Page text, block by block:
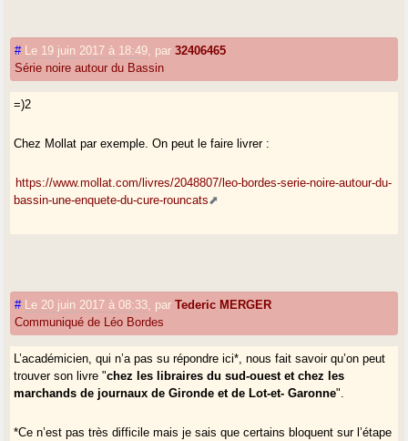
# Le 19 juin 2017 à 18:49 par32406465
Série noire autour du Bassin
=)2
Chez Mollat par exemple. On peut le faire livrer :
https://www.mollat.com/livres/2048807/leo-bordes-serie-noire-autour-du-
bassin-une-enquete-du-cure-rouncats
# Le 20 juin 2017 à 08:33 parTederic MERGER
Communiqué de Léo Bordes
L’académicien, qui n’a pas su répondre ici*, nous fait savoir qu’on peut
trouver son livre "chez les libraires du sud-ouest et chez les
marchands de journaux de Gironde et de Lot-et- Garonne".
*Ce n’est pas très difficile mais je sais que certains bloquent sur l’étape